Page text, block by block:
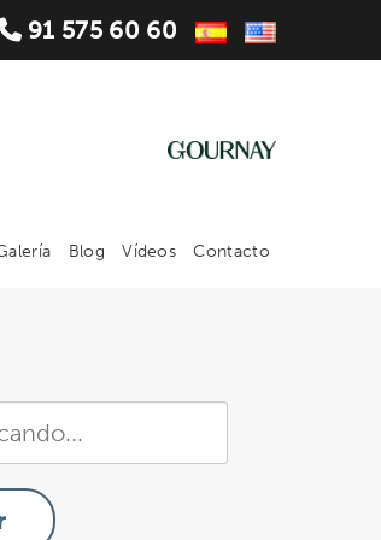
91 575 60 60
Blog Vídeos Contacto